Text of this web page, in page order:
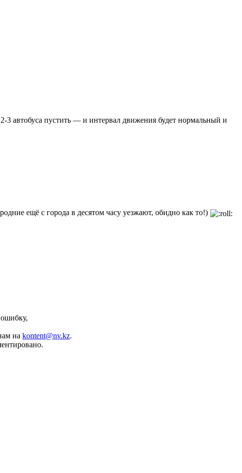
автобуса пустить — и интервал движения будет нормальный и
ещё с города в десятом часу уезжают, обидно как то!)
на kontent@nv.kz.